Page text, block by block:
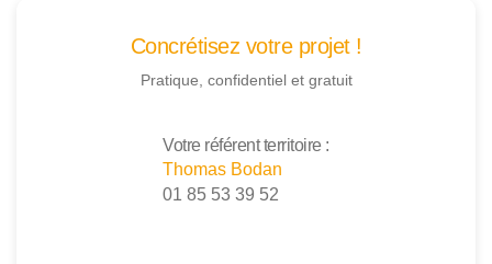
Concrétisez votre projet !
Pratique, confidentiel et gratuit
Votre référent territoire :
Thomas Bodan
01 85 53 39 52